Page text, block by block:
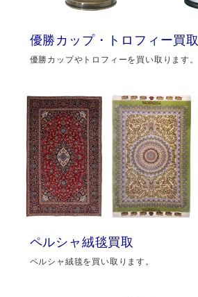
優勝カップ・トロフィー買取
優勝カップやトロフィーを買い取ります。
ペルシャ絨毯買取
ペルシャ絨毯を買い取ります。